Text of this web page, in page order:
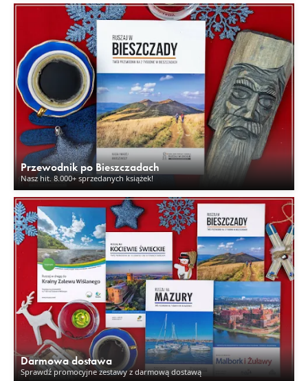
Przewodnik po Bieszczadach
Nasz hit. 8.000+ sprzedanych książek!
Darmowa dostawa
Sprawdź promocyjne zestawy z darmową dostawą